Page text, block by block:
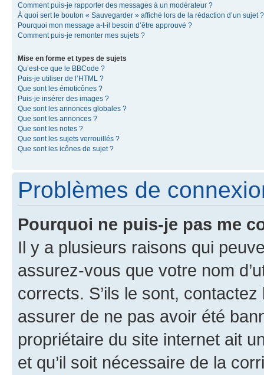
Comment puis-je rapporter des messages à un modérateur ?
À quoi sert le bouton « Sauvegarder » affiché lors de la rédaction d’un sujet ?
Pourquoi mon message a-t-il besoin d’être approuvé ?
Comment puis-je remonter mes sujets ?
Mise en forme et types de sujets
Qu’est-ce que le BBCode ?
Puis-je utiliser de l’HTML ?
Que sont les émoticônes ?
Puis-je insérer des images ?
Que sont les annonces globales ?
Que sont les annonces ?
Que sont les notes ?
Que sont les sujets verrouillés ?
Que sont les icônes de sujet ?
Problèmes de
Pourquoi ne puis-je pas me
Il y a plusieurs raisons qui
assurez-vous que votre nom
corrects. S’ils le sont,
assurer de ne pas avoir été
propriétaire du site internet ait
et qu’il soit nécessaire de la